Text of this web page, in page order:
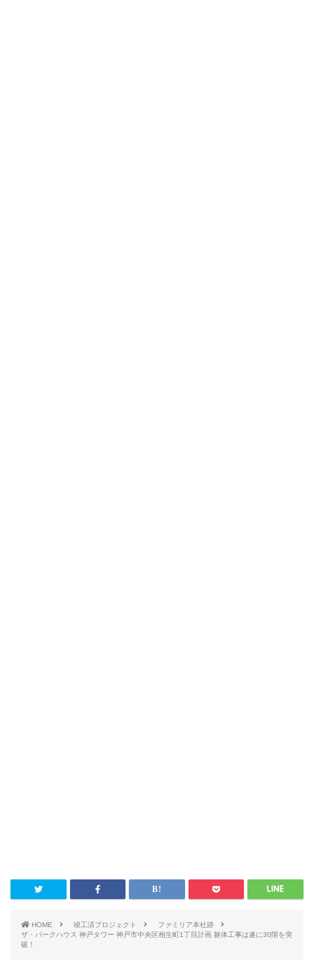
HOME 竣工済プロジェクト
ファミリア本社跡
ザ・パークハウス 神戸タワー 神戸市中央区相生町1丁目計画 躯体工事は遂に30階を突
破！